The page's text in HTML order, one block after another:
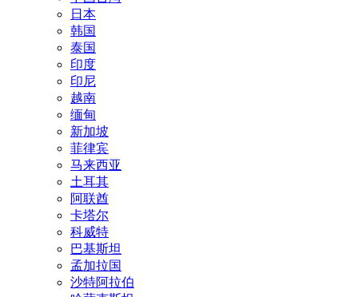
日本
韩国
泰国
印度
印尼
越南
缅甸
新加坡
菲律宾
马来西亚
土耳其
阿联酋
卡塔尔
科威特
巴基斯坦
孟加拉国
沙特阿拉伯